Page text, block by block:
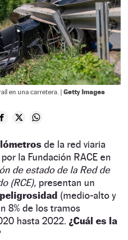
en una carretera. | Getty Images
de la red viaria
la Fundación RACE en
de estado de la Red de
(RCE), presentan un
peligrosidad (medio-alto y
8% de los tramos
hasta 2022. ¿Cuál es la